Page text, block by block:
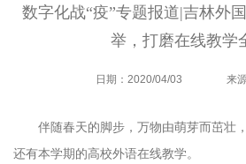
数字化战“疫”专题报道|吉林
举，打磨在线教学
日期：2020/04/03 来
伴随春天的脚步，万物由萌芽而茁壮
还有本学期的高校外语在线教学。